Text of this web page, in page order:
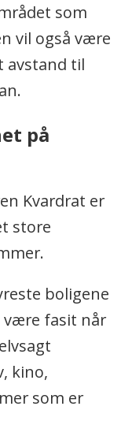
som
vil også være
avstand til
på
Kvardrat er
store
boligene
være fasit når
kino,
som er